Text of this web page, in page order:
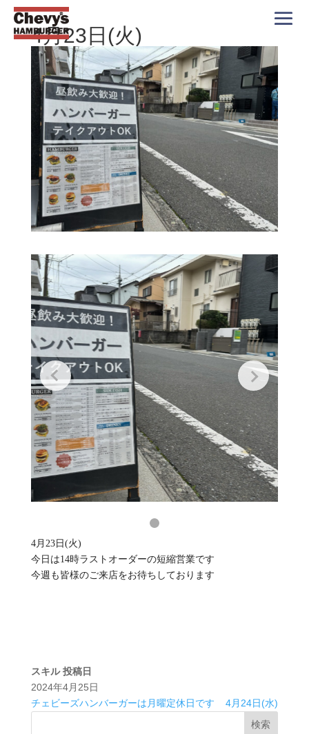
4月23日(火)
4月23日(火)
今日は14時ラストオーダーの短縮営業です
今週も皆様のご来店をお待ちしております
スキル 投稿日
2024年4月25日
チェビーズハンバーガーは月曜定休日です
4月24日(水)
検索